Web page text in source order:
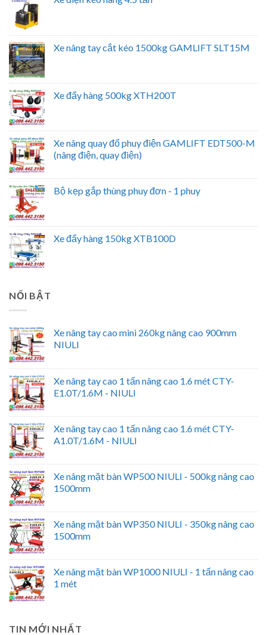
Xe nâng tay cắt kéo 1500kg GAMLIFT SLT15M
Xe đẩy hàng 500kg XTH200T
Xe nâng quay đổ phuy điện GAMLIFT EDT500-M
(nâng điện, quay điện)
Bộ kẹp gắp thùng phuy đơn - 1 phuy
Xe đẩy hàng 150kg XTB100D
NỔI BẬT
Xe nâng tay cao mini 260kg nâng cao 900mm
NIULI
Xe nâng tay cao 1 tấn nâng cao 1.6 mét CTY-
E1.0T/1.6M - NIULI
Xe nâng tay cao 1 tấn nâng cao 1.6 mét CTY-
A1.0T/1.6M - NIULI
Xe nâng mặt bàn WP500 NIULI - 500kg nâng cao
1500mm
Xe nâng mặt bàn WP350 NIULI - 350kg nâng cao
1500mm
Xe nâng mặt bàn WP1000 NIULI - 1 tấn nâng cao
1 mét
TIN MỚI NHẤT